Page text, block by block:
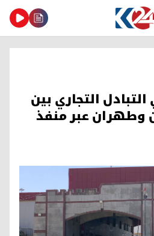
التجاري بين
وطهران عبر منفذ